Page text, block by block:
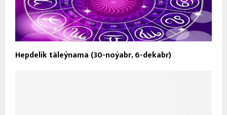
Hepdelik täleýnama (30-noýabr, 6-dekabr)